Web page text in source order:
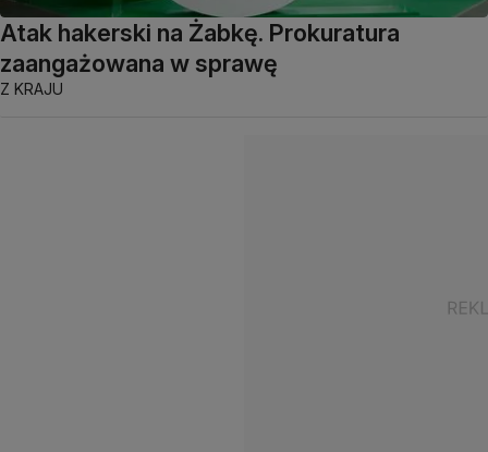
Atak hakerski na Żabkę. Prokuratura
zaangażowana w sprawę
Z KRAJU